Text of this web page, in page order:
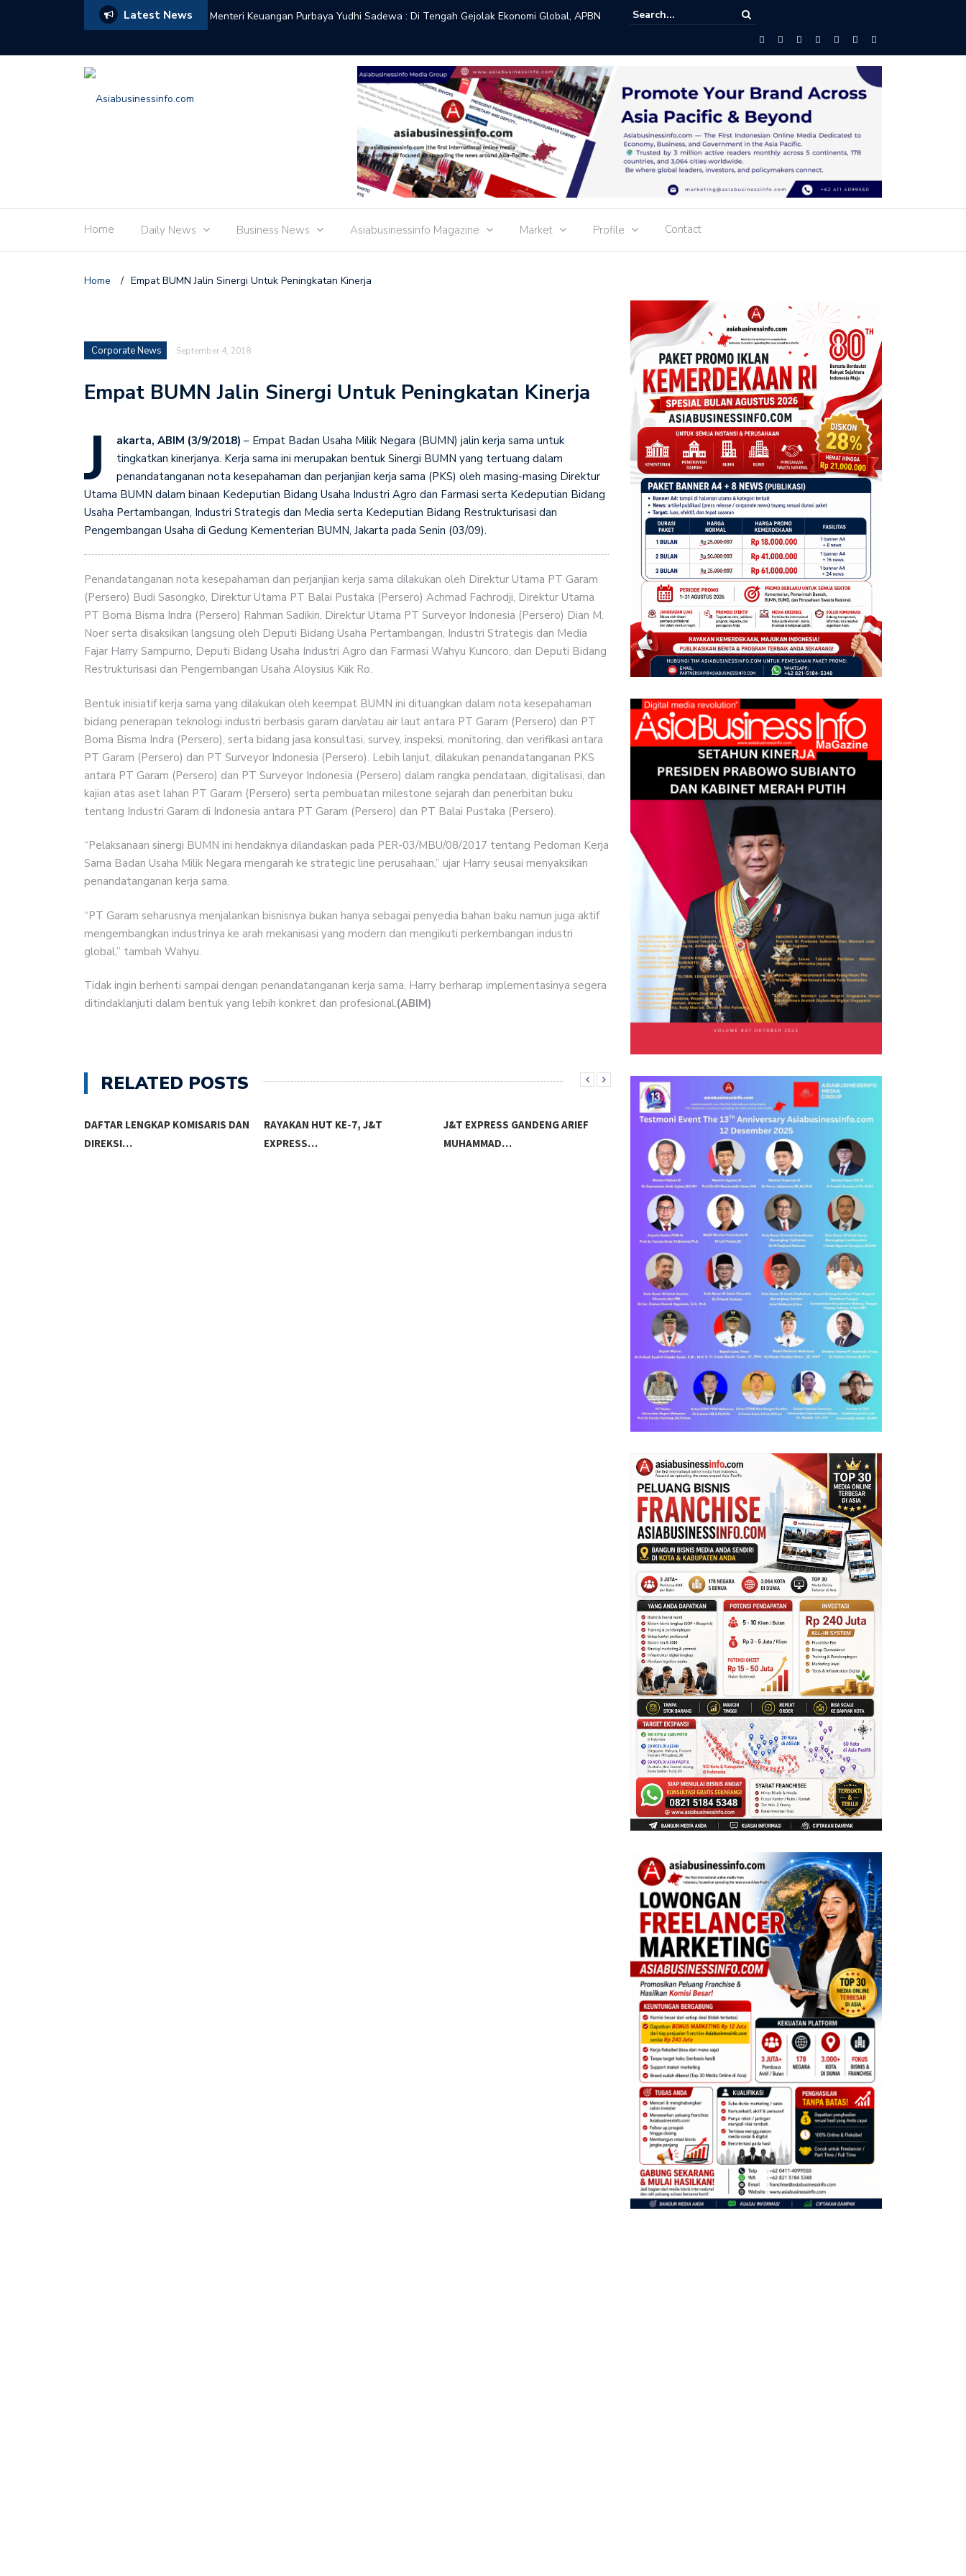
Latest News
: Di Tengah Gejolak Ekonomi Global, APBN Menteri Perdagangan Busan : Kinerja Ekspor Menguat, Surplus Nonmigas Tetap
Presiden Prabowo Terima Laporan Program Strategis TNI untuk Percepat
Home Daily News Business News Asiabusinessinfo Magazine Market Profile Contact
Home / Empat BUMN Jalin Sinergi Untuk Peningkatan Kinerja
Corporate News September 4, 2018
Empat BUMN Jalin Sinergi Untuk Peningkatan Kinerja
J akarta, ABIM (3/9/2018) – Empat Badan Usaha Milik Negara (BUMN) jalin kerja sama untuk
tingkatkan kinerjanya. Kerja sama ini merupakan bentuk Sinergi BUMN yang tertuang dalam
penandatanganan nota kesepahaman dan perjanjian kerja sama (PKS) oleh masing-masing Direktur
Utama BUMN dalam binaan Kedeputian Bidang Usaha Industri Agro dan Farmasi serta Kedeputian Bidang
Usaha Pertambangan, Industri Strategis dan Media serta Kedeputian Bidang Restrukturisasi dan
Pengembangan Usaha di Gedung Kementerian BUMN, Jakarta pada Senin (03/09).
Penandatanganan nota kesepahaman dan perjanjian kerja sama dilakukan oleh Direktur Utama PT Garam
(Persero) Budi Sasongko, Direktur Utama PT Balai Pustaka (Persero) Achmad Fachrodji, Direktur Utama
PT Boma Bisma Indra (Persero) Rahman Sadikin, Direktur Utama PT Surveyor Indonesia (Persero) Dian M.
Noer serta disaksikan langsung oleh Deputi Bidang Usaha Pertambangan, Industri Strategis dan Media
Fajar Harry Sampurno, Deputi Bidang Usaha Industri Agro dan Farmasi Wahyu Kuncoro, dan Deputi Bidang
Restrukturisasi dan Pengembangan Usaha Aloysius Kiik Ro.
Bentuk inisiatif kerja sama yang dilakukan oleh keempat BUMN ini dituangkan dalam nota kesepahaman
bidang penerapan teknologi industri berbasis garam dan/atau air laut antara PT Garam (Persero) dan PT
Boma Bisma Indra (Persero), serta bidang jasa konsultasi, survey, inspeksi, monitoring, dan verifikasi antara
PT Garam (Persero) dan PT Surveyor Indonesia (Persero). Lebih lanjut, dilakukan penandatanganan PKS
antara PT Garam (Persero) dan PT Surveyor Indonesia (Persero) dalam rangka pendataan, digitalisasi, dan
kajian atas aset lahan PT Garam (Persero) serta pembuatan milestone sejarah dan penerbitan buku
tentang Industri Garam di Indonesia antara PT Garam (Persero) dan PT Balai Pustaka (Persero).
“Pelaksanaan sinergi BUMN ini hendaknya dilandaskan pada PER-03/MBU/08/2017 tentang Pedoman Kerja
Sama Badan Usaha Milik Negara mengarah ke strategic line perusahaan,” ujar Harry seusai menyaksikan
penandatanganan kerja sama.
“PT Garam seharusnya menjalankan bisnisnya bukan hanya sebagai penyedia bahan baku namun juga aktif
mengembangkan industrinya ke arah mekanisasi yang modern dan mengikuti perkembangan industri
global,” tambah Wahyu.
Tidak ingin berhenti sampai dengan penandatanganan kerja sama, Harry berharap implementasinya segera
ditindaklanjuti dalam bentuk yang lebih konkret dan profesional.(ABIM)
RELATED POSTS
DAFTAR LENGKAP KOMISARIS DAN
DIREKSI…
RAYAKAN HUT KE-7, J&T
EXPRESS…
J&T EXPRESS GANDENG ARIEF
MUHAMMAD…
PERBESAR JARINGAN DI AMERIKA
LATIN,…
PLUANG, APLIKASI INVESTASI
TERDEPAN ASIA…